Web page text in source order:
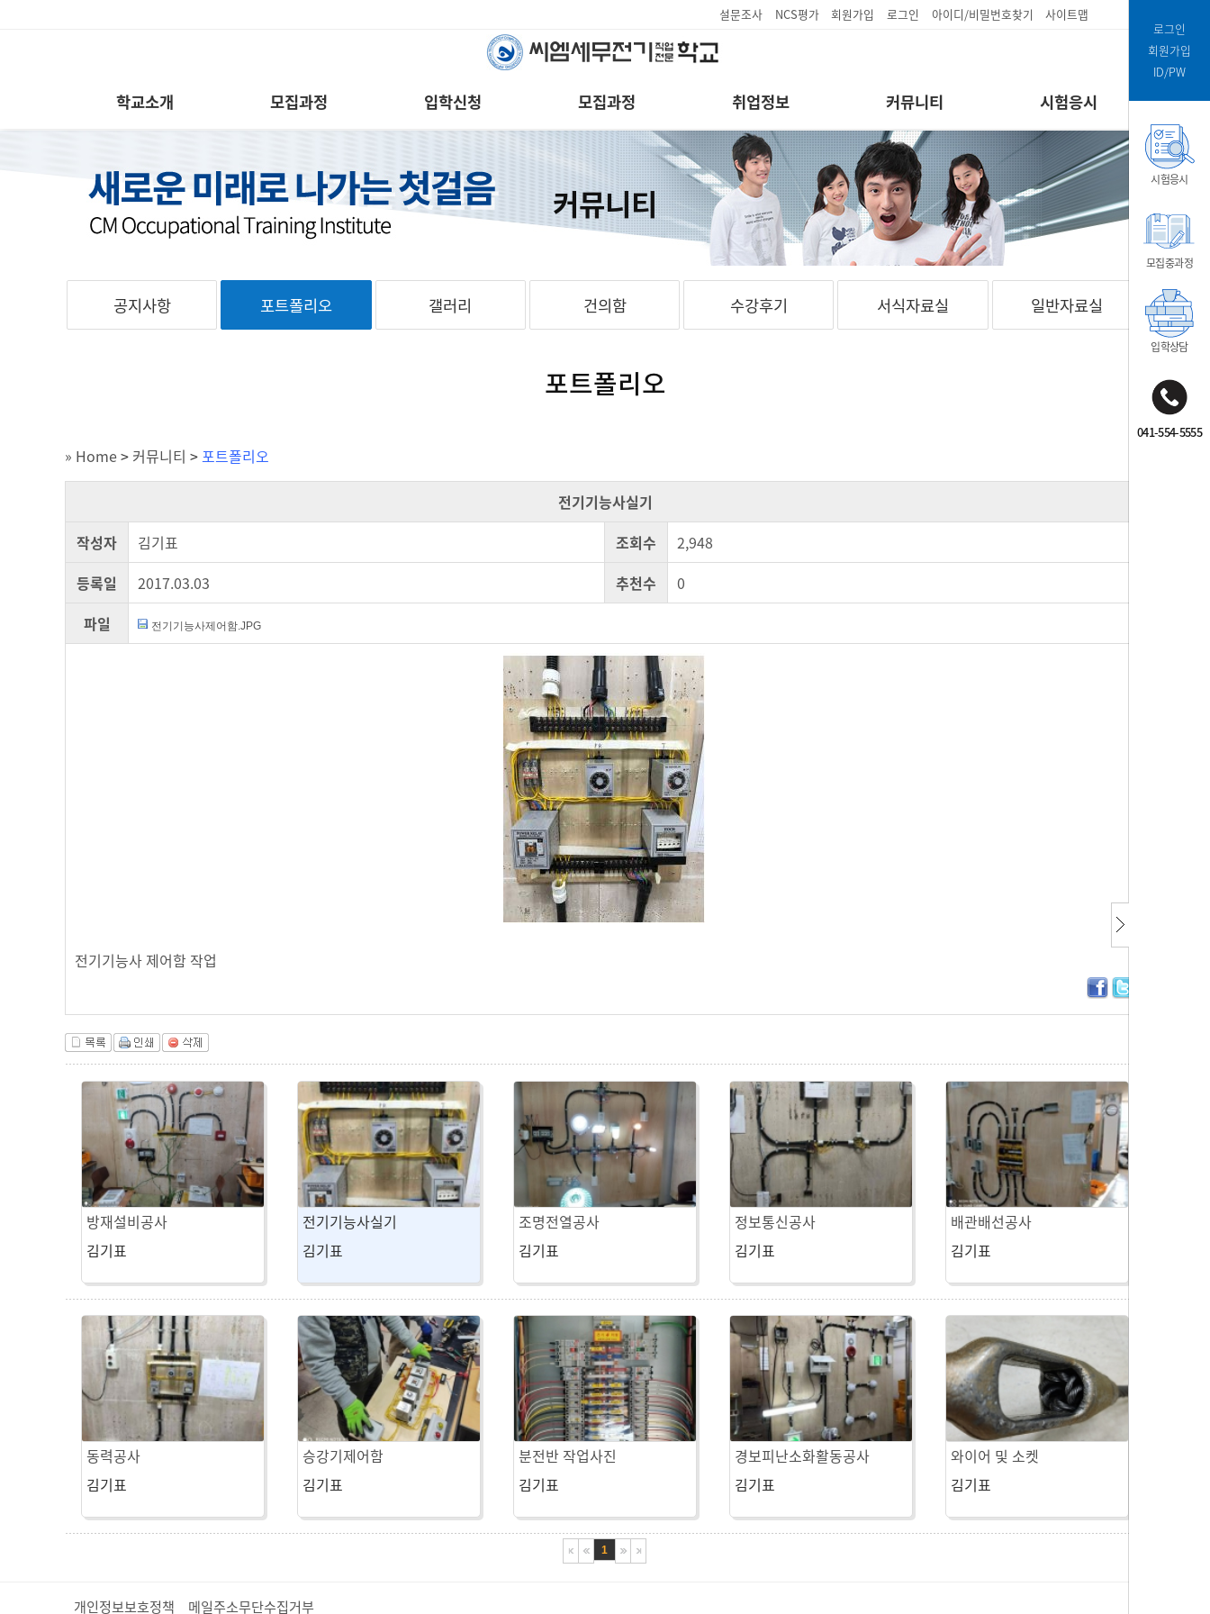
설문조사 NCS평가 회원가입 로그인 아이디/비밀번호찾기 사이트맵
학교소개 모집과정 입학신청 모집과정 취업정보 커뮤니티 시험응시
커뮤니티
공지사항 포트폴리오 갤러리 건의함 수강후기 서식자료실 일반자료실
포트폴리오
» Home> 커뮤니티 > 포트폴리오
전기기능사실기
작성자
김기표 조회수
2,948
등록일
2017.03.03 추천수
0
파일
전기기능사제어함.JPG
전기기능사 제어함 작업
방재설비공사
김기표
전기기능사실기
김기표
조명전열공사
김기표
정보통신공사
김기표
배관배선공사
김기표
동력공사
김기표
승강기제어함
김기표
분전반 작업사진
김기표
경보피난소화활동공사
김기표
와이어 및 소켓
김기표
1
개인정보보호정책 메일주소무단수집거부
로그인
회원가입
ID/PW
시험응시
모집중과정
입학상담
041-554-5555